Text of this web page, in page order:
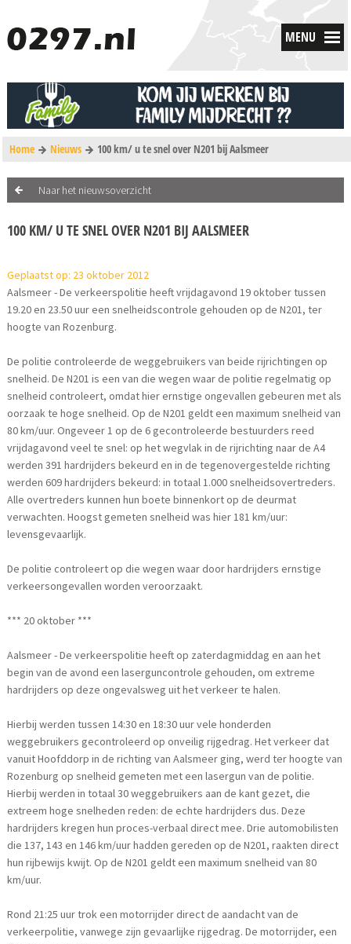
MENU
Home Nieuws 100 km/ u te snel over N201 bij Aalsmeer
Naar het nieuwsoverzicht
100 KM/ U TE SNEL OVER N201 BIJ AALSMEER
Geplaatst op: 23 oktober 2012
Aalsmeer - De verkeerspolitie heeft vrijdagavond 19 oktober tussen
19.20 en 23.50 uur een snelheidscontrole gehouden op de N201, ter
hoogte van Rozenburg.
De politie controleerde de weggebruikers van beide rijrichtingen op
snelheid. De N201 is een van die wegen waar de politie regelmatig op
snelheid controleert, omdat hier ernstige ongevallen gebeuren met als
oorzaak te hoge snelheid. Op de N201 geldt een maximum snelheid van
80 km/uur. Ongeveer 1 op de 6 gecontroleerde bestuurders reed
vrijdagavond veel te snel: op het wegvlak in de rijrichting naar de A4
werden 391 hardrijders bekeurd en in de tegenovergestelde richting
werden 609 hardrijders bekeurd: in totaal 1.000 snelheidsovertreders.
Alle overtreders kunnen hun boete binnenkort op de deurmat
verwachten. Hoogst gemeten snelheid was hier 181 km/uur:
levensgevaarlijk.
De politie controleert op die wegen waar door hardrijders ernstige
verkeersongevallen worden veroorzaakt.
*** 20 oktober ***
Aalsmeer - De verkeerspolitie heeft op zaterdagmiddag en aan het
begin van de avond een laserguncontrole gehouden, om extreme
hardrijders op deze ongevalsweg uit het verkeer te halen.
Hierbij werden tussen 14:30 en 18:30 uur vele honderden
weggebruikers gecontroleerd op onveilig rijgedrag. Het verkeer dat
vanuit Hoofddorp in de richting van Aalsmeer ging, werd ter hoogte van
Rozenburg op snelheid gemeten met een lasergun van de politie.
Hierbij werden in totaal 30 weggebruikers aan de kant gezet, die
extreem hoge snelheden reden: de echte hardrijders dus. Deze
hardrijders kregen hun proces-verbaal direct mee. Drie automobilisten
die 137, 143 en 146 km/uur hadden gereden op de N201, raakten direct
hun rijbewijs kwijt. Op de N201 geldt een maximum snelheid van 80
km/uur.
Rond 21:25 uur trok een motorrijder direct de aandacht van de
verkeerpolitie, vanwege zijn gevaarlijke rijgedrag. De motorrijder, een